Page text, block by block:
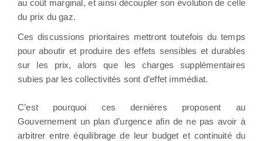
au coût marginal, et ainsi découpler son évolution de celle
du prix du gaz.
Ces discussions prioritaires mettront toutefois du temps
pour aboutir et produire des effets sensibles et durables
sur les prix, alors que les charges supplémentaires
subies par les collectivités sont d’effet immédiat.
C’est pourquoi ces dernières proposent au
Gouvernement un plan d’urgence afin de ne pas avoir à
arbitrer entre équilibrage de leur budget et continuité du